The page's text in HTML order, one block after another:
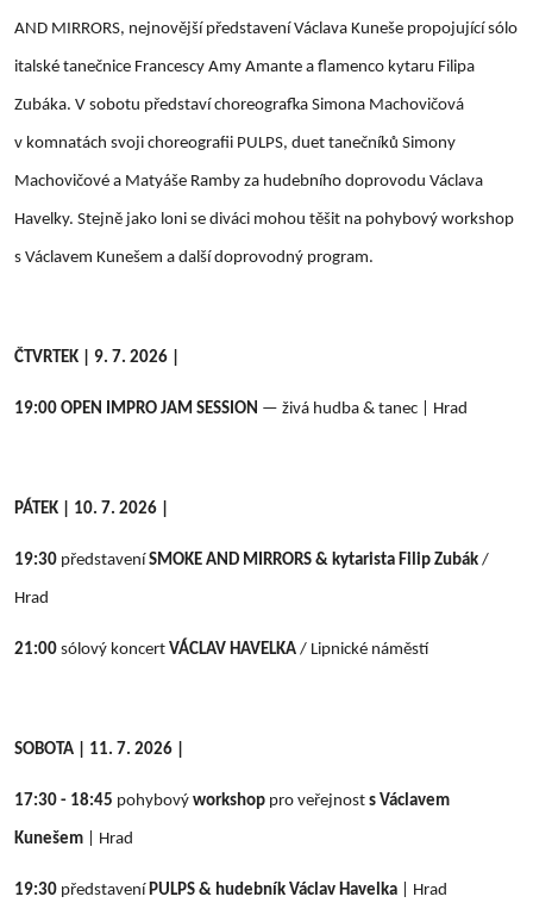
AND MIRRORS, nejnovější představení Václava Kuneše propojující sólo
italské tanečnice Francescy Amy Amante a flamenco kytaru Filipa
Zubáka. V sobotu představí choreografka Simona Machovičová
v komnatách svoji choreografii PULPS, duet tanečníků Simony
Machovičové a Matyáše Ramby za hudebního doprovodu Václava
Havelky. Stejně jako loni se diváci mohou těšit na pohybový workshop
s Václavem Kunešem a další doprovodný program.
ČTVRTEK | 9. 7. 2026 |
19:00 OPEN IMPRO JAM SESSION — živá hudba & tanec | Hrad
PÁTEK | 10. 7. 2026 |
19:30 představení SMOKE AND MIRRORS & kytarista Filip Zubák /
Hrad
21:00 sólový koncert VÁCLAV HAVELKA / Lipnické náměstí
SOBOTA | 11. 7. 2026 |
17:30 - 18:45 pohybový workshop pro veřejnost s Václavem
Kunešem | Hrad
19:30 představení PULPS & hudebník Václav Havelka | Hrad